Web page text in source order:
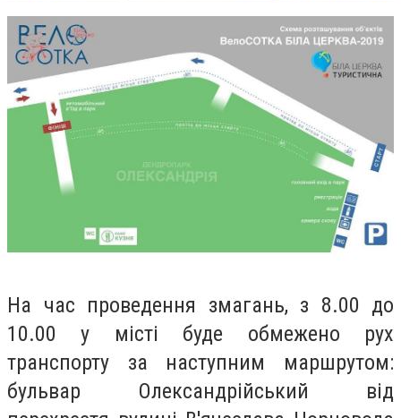
На час проведення змагань, з 8.00 до
10.00 у місті буде обмежено рух
транспорту за наступним маршрутом:
бульвар Олександрійський від